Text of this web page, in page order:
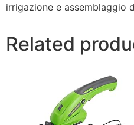
irrigazione e assemblaggio
Related